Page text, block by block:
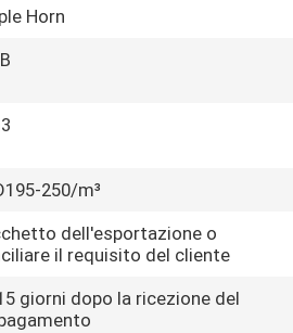
Horn
250/m³
dell'esportazione o
il requisito del cliente
giorni dopo la ricezione del